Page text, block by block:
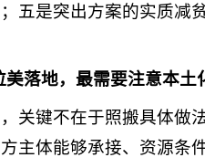
五是突出方案的实质减
落地，最需要注意本土
关键不在于照搬具体做
主体能够承接、资源条